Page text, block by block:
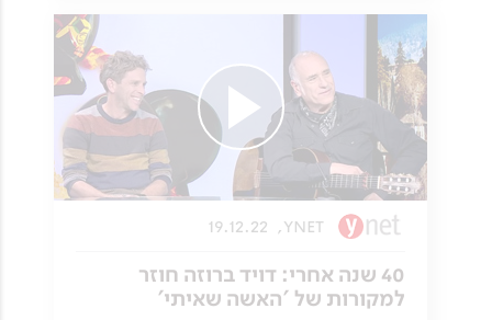
ynet,
19.12.22
40 שנה אחרי: דויד ברוזה חוזר
למקורות של 'האשה שאיתי'